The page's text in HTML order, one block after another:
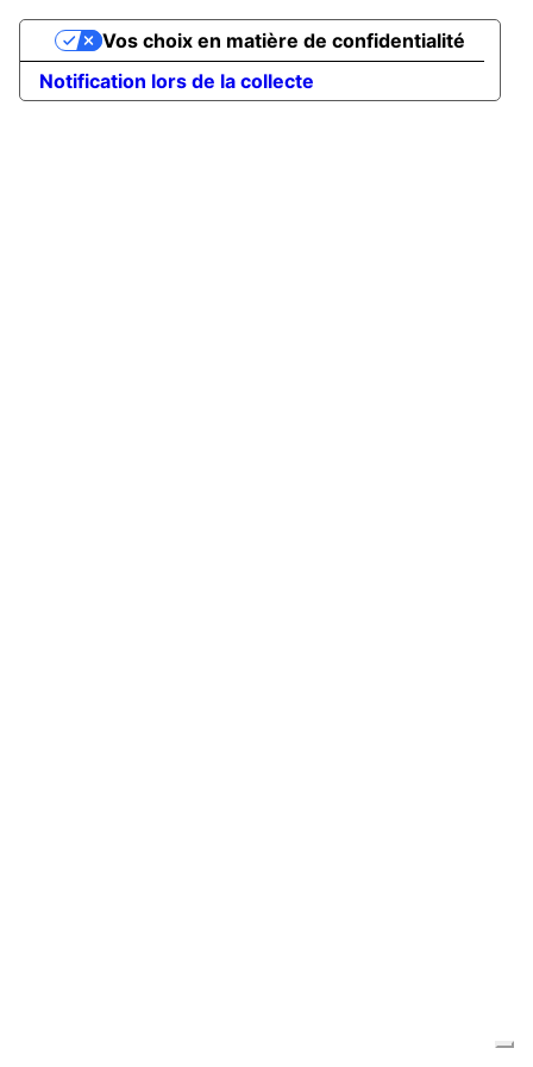
Notification lors de la collecte
Vos choix en matière de confidentialité